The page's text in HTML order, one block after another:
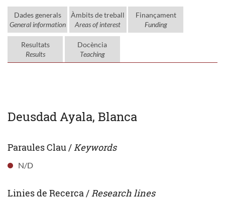
Dades generals
General information
Àmbits de treball
Areas of interest
Finançament
Funding
Resultats
Results
Docència
Teaching
Deusdad Ayala, Blanca
Paraules Clau / Keywords
N/D
Linies de Recerca / Research lines